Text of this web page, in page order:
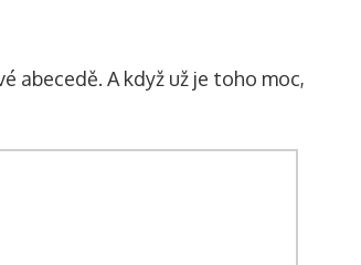
abecedě. A když už je toho moc,